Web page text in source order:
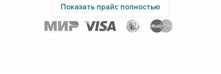
Показать прайс полностью